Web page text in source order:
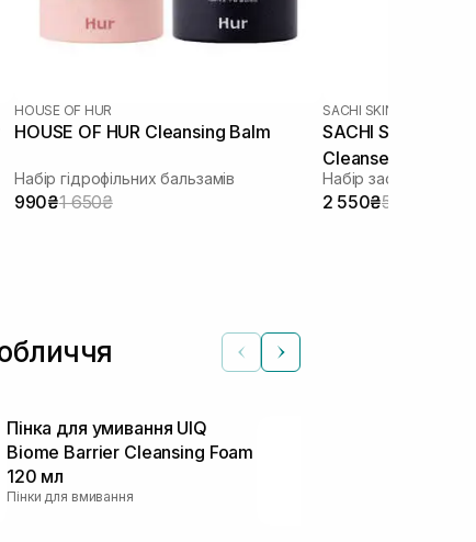
HOUSE OF HUR
HOUSE OF HUR Cleansing Balm
Набір гідрофільних бальзамів
990₴1 650₴
SACHI SKIN
SACHI SKIN
Cleanser 2 шт
2 550₴5 100₴
Пінка для умивання UIQ
Biome Barrier Cleansing Foam
120 мл
Пінки для вмивання